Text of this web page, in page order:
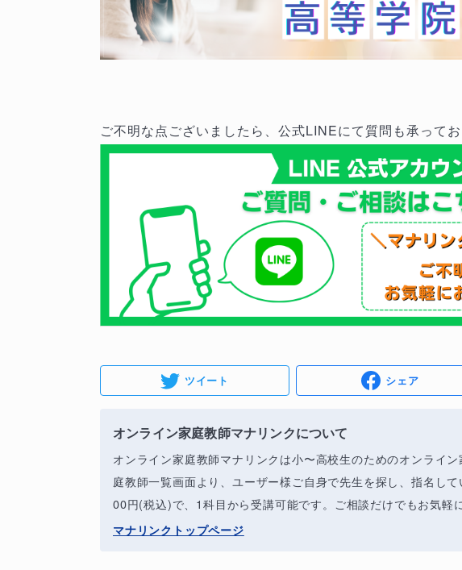
ご不明な点ございましたら、公式LINEにて質問も承ってお
ツイート シェア
オンライン家庭教師マナリンクについて
オンライン家庭教師マナリンクは小〜高校生のためのオンライ
庭教師一覧画面より、ユーザー様ご自身で先生を探し、指名し
00円(税込)で、1科目から受講可能です。ご相談だけでもお気軽
マナリンクトップページ